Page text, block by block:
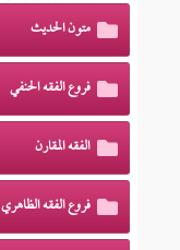
متون الحديث
فروع الفقه الحنفي
الفقه المقارن
فروع الفقه الظاهري